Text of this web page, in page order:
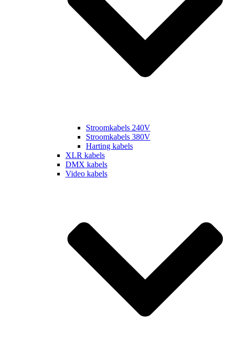
Stroomkabels 240V
Stroomkabels 380V
Harting kabels
XLR kabels
DMX kabels
Video kabels